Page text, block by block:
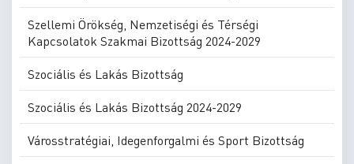
Szellemi Örökség, Nemzetiségi és Térségi
Kapcsolatok Szakmai Bizottság 2024-2029
Szociális és Lakás Bizottság
Szociális és Lakás Bizottság 2024-2029
Városstratégiai, Idegenforgalmi és Sport Bizottság